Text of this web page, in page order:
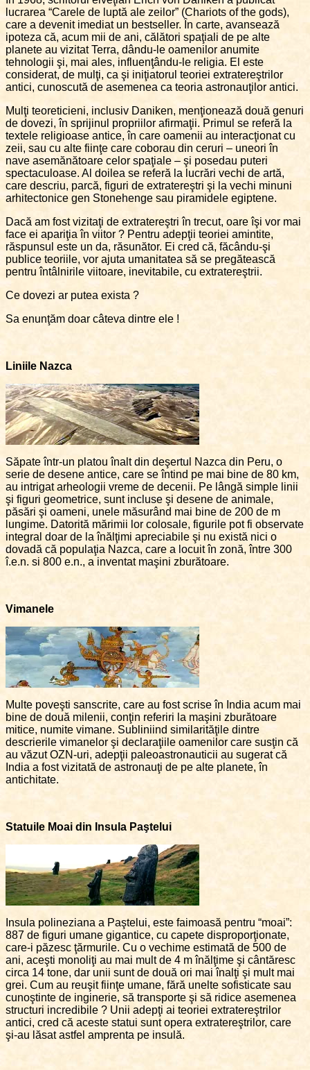
lucrarea “Carele de luptă ale zeilor” (Chariots of the gods),
care a devenit imediat un bestseller. În carte, avansează
ipoteza că, acum mii de ani, călători spaţiali de pe alte
planete au vizitat Terra, dându-le oamenilor anumite
tehnologii şi, mai ales, influenţându-le religia. El este
considerat, de mulţi, ca şi iniţiatorul teoriei extratereştrilor
antici, cunoscută de asemenea ca teoria astronauţilor antici.
Mulţi teoreticieni, inclusiv Daniken, menţionează două genuri
de dovezi, în sprijinul propriilor afirmaţii. Primul se referă la
textele religioase antice, în care oamenii au interacţionat cu
zeii, sau cu alte fiinţe care coborau din ceruri – uneori în
nave asemănătoare celor spaţiale – şi posedau puteri
spectaculoase. Al doilea se referă la lucrări vechi de artă,
care descriu, parcă, figuri de extratereştri şi la vechi minuni
arhitectonice gen Stonehenge sau piramidele egiptene.
Dacă am fost vizitaţi de extratereştri în trecut, oare îşi vor mai
face ei apariţia în viitor ? Pentru adepţii teoriei amintite,
răspunsul este un da, răsunător. Ei cred că, făcându-şi
publice teoriile, vor ajuta umanitatea să se pregătească
pentru întâlnirile viitoare, inevitabile, cu extratereştrii.
Ce dovezi ar putea exista ?
Sa enunţăm doar câteva dintre ele !
Liniile Nazca
Săpate într-un platou înalt din deşertul Nazca din Peru, o
serie de desene antice, care se întind pe mai bine de 80 km,
au intrigat arheologii vreme de decenii. Pe lângă simple linii
şi figuri geometrice, sunt incluse şi desene de animale,
păsări şi oameni, unele măsurând mai bine de 200 de m
lungime. Datorită mărimii lor colosale, figurile pot fi observate
integral doar de la înălţimi apreciabile şi nu există nici o
dovadă că populaţia Nazca, care a locuit în zonă, între 300
î.e.n. si 800 e.n., a inventat maşini zburătoare.
Vimanele
Multe poveşti sanscrite, care au fost scrise în India acum mai
bine de două milenii, conţin referiri la maşini zburătoare
mitice, numite vimane. Subliniind similarităţile dintre
descrierile vimanelor şi declaraţiile oamenilor care susţin că
au văzut OZN-uri, adepţii paleoastronauticii au sugerat că
India a fost vizitată de astronauţi de pe alte planete, în
antichitate.
Statuile Moai din Insula Paştelui
Insula polineziana a Paştelui, este faimoasă pentru “moai”:
887 de figuri umane gigantice, cu capete disproporţionate,
care-i păzesc ţărmurile. Cu o vechime estimată de 500 de
ani, aceşti monoliţi au mai mult de 4 m înălţime şi cântăresc
circa 14 tone, dar unii sunt de două ori mai înalţi şi mult mai
grei. Cum au reuşit fiinţe umane, fără unelte sofisticate sau
cunoştinte de inginerie, să transporte şi să ridice asemenea
structuri incredibile ? Unii adepţi ai teoriei extratereştrilor
antici, cred că aceste statui sunt opera extratereştrilor, care
şi-au lăsat astfel amprenta pe insulă.